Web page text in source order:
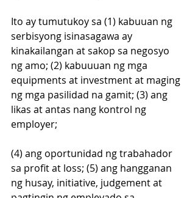
Ito ay tumutukoy sa (1) kabuuan ng
serbisyong isinasagawa ay
kinakailangan at sakop sa negosyo
ng amo; (2) kabuuuan ng mga
equipments at investment at maging
ng mga pasilidad na gamit; (3) ang
likas at antas nang kontrol ng
employer;
(4) ang oportunidad ng trabahador
sa profit at loss; (5) ang hangganan
ng husay, initiative, judgement at